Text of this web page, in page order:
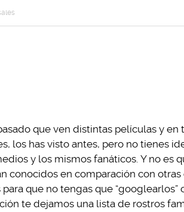
que ven distintas películas y
los has visto antes, pero no tienes
y los mismos fanáticos. Y no es
conocidos en comparación con
que no tengas que
te dejamos una lista de rostros